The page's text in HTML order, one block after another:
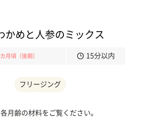
かめと人参のミックス
カ月頃（後期） 15分以内
フリージング
月齢の材料をご覧ください。